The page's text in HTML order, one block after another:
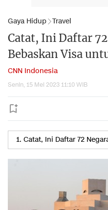
Gaya Hidup Travel
Catat, Ini Daftar
Bebaskan Visa
CNN Indonesia
Senin, 15 Mei 2023 11:10 WIB